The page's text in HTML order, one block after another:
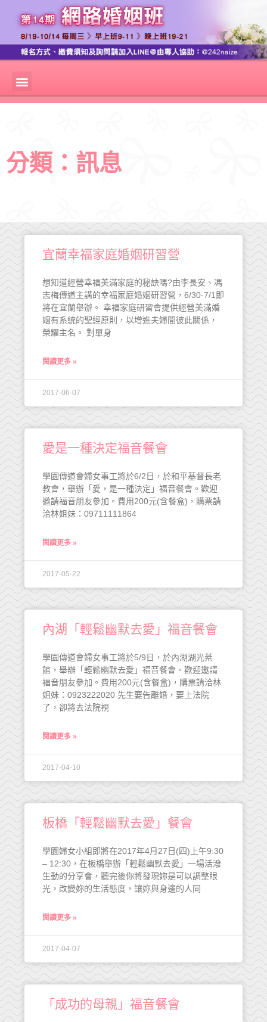
分類：訊息
宜蘭幸福家庭婚姻研習營
想知道經營幸福美滿家庭的秘訣嗎?由李長安、馮
志梅傳道主講的幸福家庭婚姻研習營，6/30-7/1即
將在宜蘭舉辦。 幸福家庭研習會提供經營美滿婚
姻有系統的聖經原則，以增進夫婦間彼此關係，
榮耀主名。 對單身
閱讀更多 »
2017-06-07
愛是一種決定福音餐會
學園傳道會婦女事工將於6/2日，於和平基督長老
教會，舉辦「愛，是一種決定」福音餐會。歡迎
邀請福音朋友參加。費用200元(含餐盒)，購票請
洽林姐妹：09711111864
閱讀更多 »
2017-05-22
內湖「輕鬆幽默去愛」福音餐會
學園傳道會婦女事工將於5/9日，於內湖湖光棻
館，舉辦「輕鬆幽默去愛」福音餐會。歡迎邀請
福音朋友參加。費用200元(含餐盒)，購票請洽林
姐妹：0923222020 先生要告離婚，要上法院
了，卻將去法院視
閱讀更多 »
2017-04-10
板橋「輕鬆幽默去愛」餐會
學園婦女小組即將在2017年4月27日(四)上午9:30
– 12:30，在板橋舉辦「輕鬆幽默去愛」一場活潑
生動的分享會，聽完後你將發現妳是可以調整眼
光，改變妳的生活態度，讓妳與身邊的人同
閱讀更多 »
2017-04-07
「成功的母親」福音餐會